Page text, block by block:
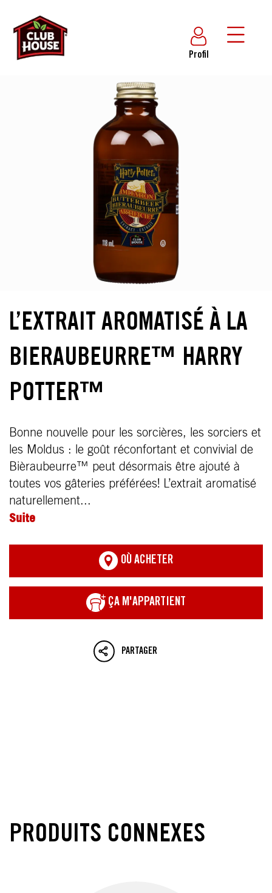
Profil
L’EXTRAIT AROMATISÉ À LA
BIERAUBEURRE™ HARRY
POTTER™
Bonne nouvelle pour les sorcières, les sorciers et
les Moldus : le goût réconfortant et convivial de
Bièraubeurre™ peut désormais être ajouté à
toutes vos gâteries préférées! L’extrait aromatisé
naturellement...
Suite
OÙ ACHETER
ÇA M'APPARTIENT
PARTAGER
PRODUITS CONNEXES